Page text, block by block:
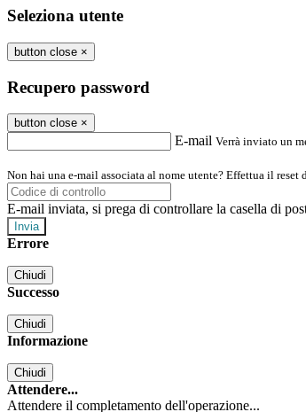
Seleziona utente
button close ×
Recupero password
button close ×
E-mail Verrà inviato un
Non hai una e-mail associata al nome utente? Effettua il reset
E-mail inviata, si prega di controllare la casella di
Errore
Chiudi
Successo
Chiudi
Informazione
Chiudi
Attendere...
Attendere il completamento dell'operazione...